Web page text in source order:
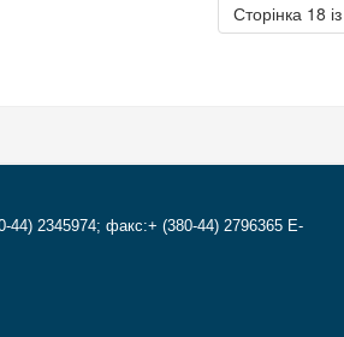
Сторінка 18
44) 2345974; факс:+ (380-44) 2796365 E-